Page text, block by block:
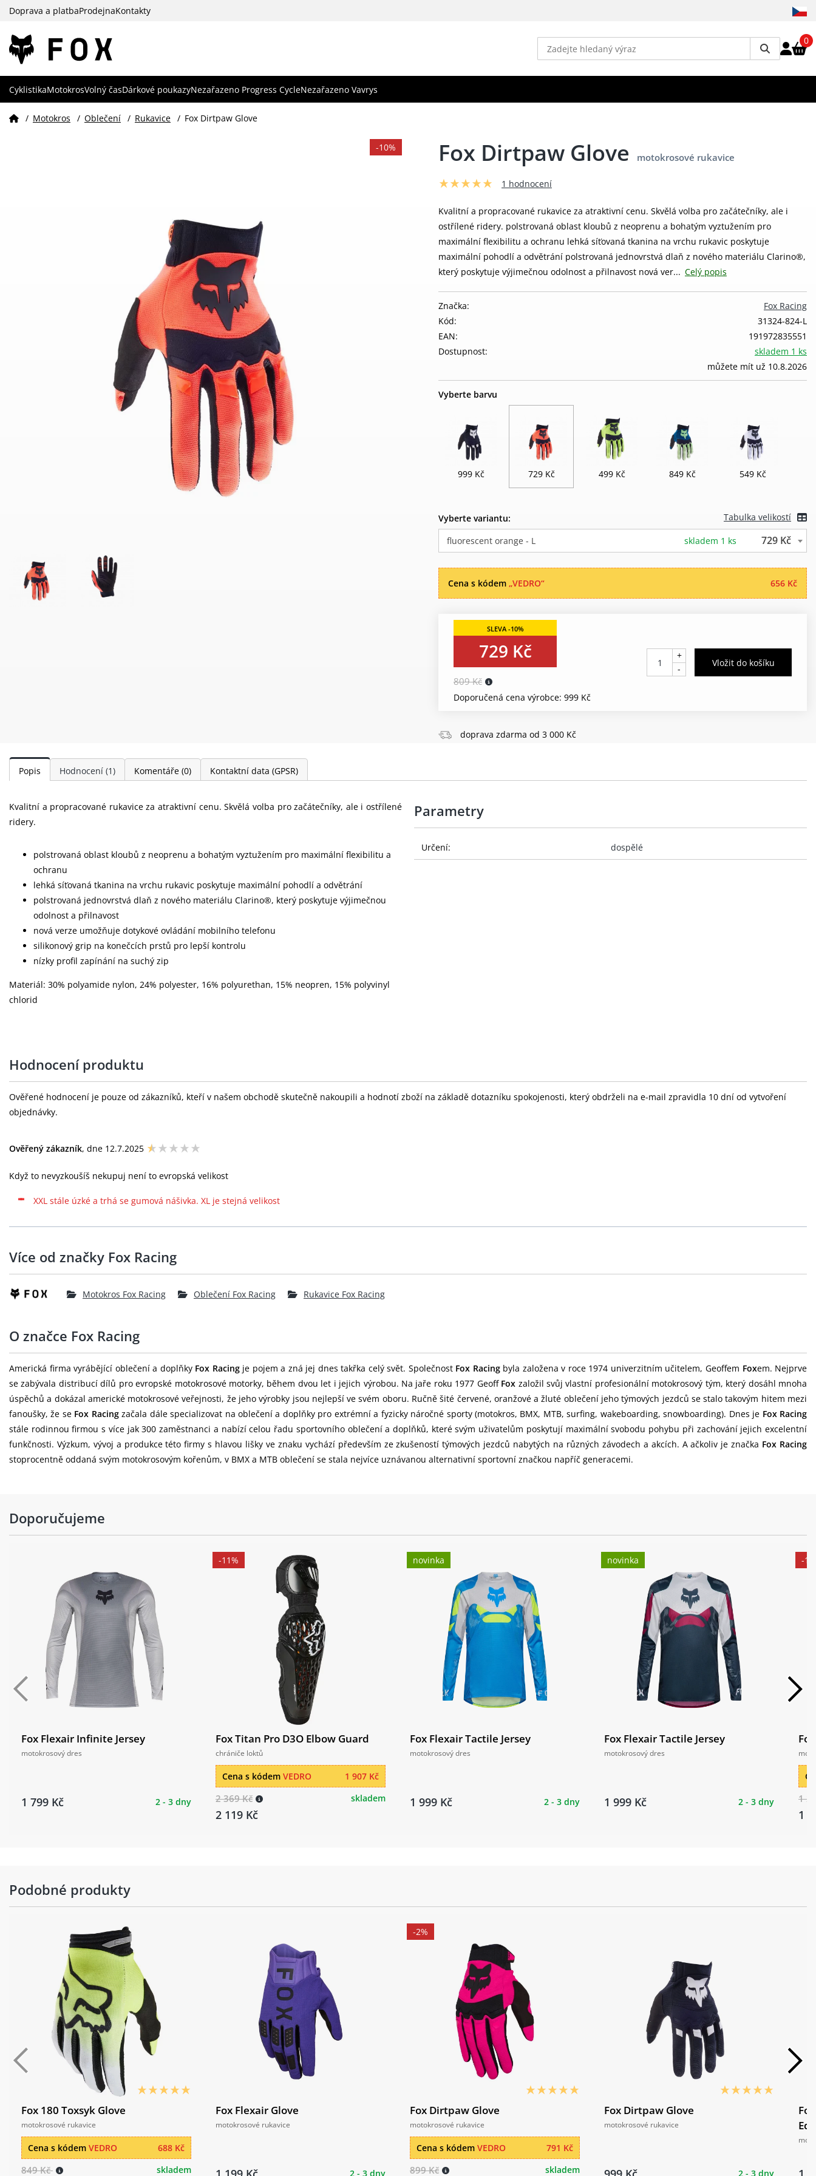
Doprava a platbaProdejnaKontakty
0
CyklistikaMotokrosVolný časDárkové poukazyNezařazeno Progress CycleNezařazeno Vavrys
/ Motokros / Oblečení / Rukavice / Fox Dirtpaw Glove
-10% Fox Dirtpaw Glove motokrosové rukavice
1 hodnocení
Kvalitní a propracované rukavice za atraktivní cenu. Skvělá volba pro začátečníky, ale i
ostřílené ridery. polstrovaná oblast kloubů z neoprenu a bohatým vyztužením pro
maximální flexibilitu a ochranu lehká síťovaná tkanina na vrchu rukavic poskytuje
maximální pohodlí a odvětrání polstrovaná jednovrstvá dlaň z nového materiálu Clarino®,
který poskytuje výjimečnou odolnost a přilnavost nová ver... Celý popis
Fox Racing
Značka:
31324-824-L
Kód:
191972835551
EAN:
skladem 1 ks
můžete mít už 10.8.2026
Dostupnost:
Vyberte barvu
999 Kč 729 Kč 499 Kč 849 Kč 549 Kč
Vyberte variantu: Tabulka velikostí
fluorescent orange - L skladem 1 ks 729 Kč
656 Kč
Cena s kódem „VEDRO“
729 Kč
809 Kč
Doporučená cena výrobce: 999 Kč
+
-
doprava zdarma od 3 000 Kč
Popis Hodnocení (1) Komentáře (0) Kontaktní data (GPSR)
Kvalitní a propracované rukavice za atraktivní cenu. Skvělá volba pro začátečníky, ale i ostřílené
ridery.
polstrovaná oblast kloubů z neoprenu a bohatým vyztužením pro maximální flexibilitu a
ochranu
lehká síťovaná tkanina na vrchu rukavic poskytuje maximální pohodlí a odvětrání
polstrovaná jednovrstvá dlaň z nového materiálu Clarino®, který poskytuje výjimečnou
odolnost a přilnavost
nová verze umožňuje dotykové ovládání mobilního telefonu
silikonový grip na konečcích prstů pro lepší kontrolu
nízky profil zapínání na suchý zip
Materiál: 30% polyamide nylon, 24% polyester, 16% polyurethan, 15% neopren, 15% polyvinyl
chlorid
Parametry
Určení: dospělé
Hodnocení produktu
Ověřené hodnocení je pouze od zákazníků, kteří v našem obchodě skutečně nakoupili a hodnotí zboží na základě dotazníku spokojenosti, který obdrželi na e-mail zpravidla 10 dní od vytvoření
objednávky.
Ověřený zákazník, dne 12.7.2025
Když to nevyzkoušíš nekupuj není to evropská velikost
XXL stále úzké a trhá se gumová nášivka. XL je stejná velikost
Více od značky Fox Racing
Motokros Fox Racing Oblečení Fox Racing Rukavice Fox Racing
O značce Fox Racing
Americká firma vyrábějící oblečení a doplňky Fox Racingje pojem a zná jej dnes takřka celý svět. Společnost Fox Racingbyla založena v roce 1974 univerzitním učitelem, Geoffem Foxem. Nejprve
se zabývala distribucí dílů pro evropské motokrosové motorky, během dvou let i jejich výrobou. Na jaře roku 1977 Geoff Fox založil svůj vlastní profesionální motokrosový tým, který dosáhl mnoha
úspěchů a dokázal americké motokrosové veřejnosti, že jeho výrobky jsou nejlepší ve svém oboru. Ručně šité červené, oranžové a žluté oblečení jeho týmových jezdců se stalo takovým hitem mezi
fanoušky, že se Fox Racingzačala dále specializovat na oblečení a doplňky pro extrémní a fyzicky náročné sporty (motokros, BMX, MTB, surfing, wakeboarding, snowboarding). Dnes je Fox Racing
stále rodinnou firmou s více jak 300 zaměstnanci a nabízí celou řadu sportovního oblečení a doplňků, které svým uživatelům poskytují maximální svobodu pohybu při zachování jejich excelentní
funkčnosti. Výzkum, vývoj a produkce této firmy s hlavou lišky ve znaku vychází především ze zkušeností týmových jezdců nabytých na různých závodech a akcích. A ačkoliv je značka Fox Racing
stoprocentně oddaná svým motokrosovým kořenům, v BMX a MTB oblečení se stala nejvíce uznávanou alternativní sportovní značkou napříč generacemi.
Doporučujeme
Fox Flexair Infinite Jersey
motokrosový dres
1 799 Kč 2 - 3 dny
-11%
Fox Titan Pro D3O Elbow Guard
chrániče loktů
1 907 Kč
Cena s kódem VEDRO
2 369 Kč
2 119 Kč
skladem
novinka
Fox Flexair Tactile Jersey
motokrosový dres
1 999 Kč 2 - 3 dny
novinka
Fox Flexair Tactile Jersey
motokrosový dres
1 999 Kč 2 - 3 dny
-
1
1
Podobné produkty
Fox 180 Toxsyk Glove
motokrosové rukavice
688 Kč
Cena s kódem VEDRO
849 Kč skladem
Fox Flexair Glove
motokrosové rukavice
2 - 3 dny
-2%
Fox Dirtpaw Glove
motokrosové rukavice
791 Kč
Cena s kódem VEDRO
899 Kč skladem
Fox Dirtpaw Glove
motokrosové rukavice
2 - 3 dny